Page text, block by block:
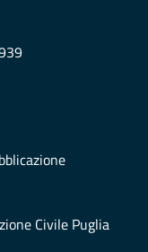
Civile Puglia